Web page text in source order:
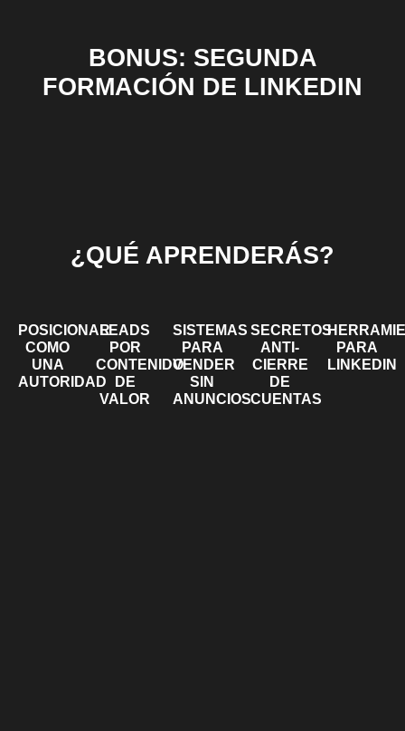
BONUS: SEGUNDA
FORMACIÓN DE LINKEDIN
¿QUÉ APRENDERÁS?
POSICIONAR
COMO
UNA
AUTORIDAD
LEADS
POR
CONTENIDO
DE
VALOR
SISTEMAS
PARA
VENDER
SIN
ANUNCIOS
SECRETOS
ANTI-
CIERRE
DE
CUENTAS
PARA
LINKEDIN